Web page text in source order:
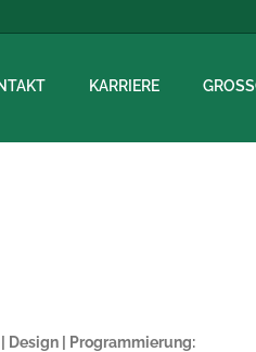
KARRIERE
Design | Programmierung: